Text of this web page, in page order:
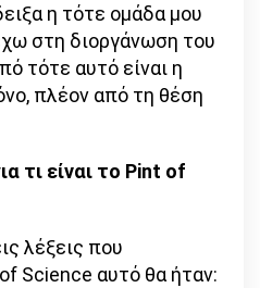
η τότε ομάδα μου
στη διοργάνωση του
τότε αυτό είναι η
πλέον από τη θέση
τι είναι το Pint of
λέξεις που
Science αυτό θα ήταν: